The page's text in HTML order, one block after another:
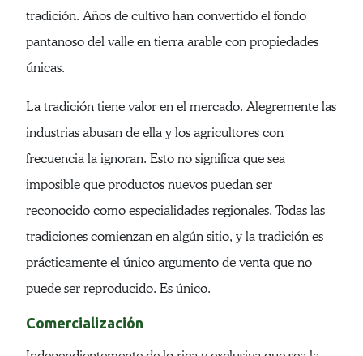
tradición. Años de cultivo han convertido el fondo
pantanoso del valle en tierra arable con propiedades
únicas.
La tradición tiene valor en el mercado. Alegremente las
industrias abusan de ella y los agricultores con
frecuencia la ignoran. Esto no significa que sea
imposible que productos nuevos puedan ser
reconocido como especialidades regionales. Todas las
tradiciones comienzan en algún sitio, y la tradición es
prácticamente el único argumento de venta que no
puede ser reproducido. Es único.
Comercialización